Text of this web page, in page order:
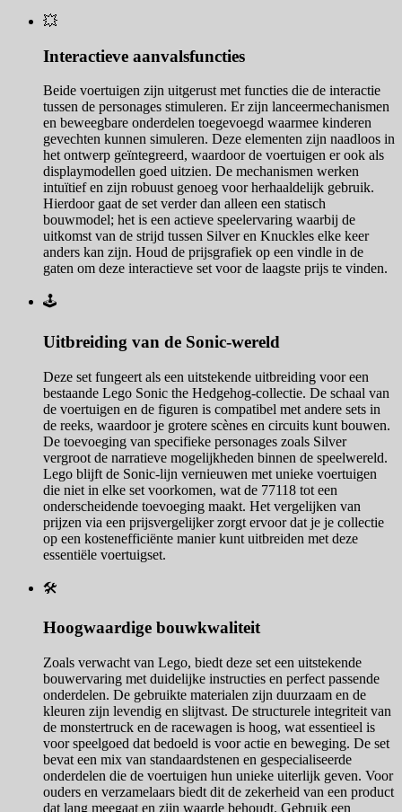
💥
Interactieve aanvalsfuncties
Beide voertuigen zijn uitgerust met functies die de interactie
tussen de personages stimuleren. Er zijn lanceermechanismen
en beweegbare onderdelen toegevoegd waarmee kinderen
gevechten kunnen simuleren. Deze elementen zijn naadloos in
het ontwerp geïntegreerd, waardoor de voertuigen er ook als
displaymodellen goed uitzien. De mechanismen werken
intuïtief en zijn robuust genoeg voor herhaaldelijk gebruik.
Hierdoor gaat de set verder dan alleen een statisch
bouwmodel; het is een actieve speelervaring waarbij de
uitkomst van de strijd tussen Silver en Knuckles elke keer
anders kan zijn. Houd de prijsgrafiek op een vindle in de
gaten om deze interactieve set voor de laagste prijs te vinden.
🕹️
Uitbreiding van de Sonic-wereld
Deze set fungeert als een uitstekende uitbreiding voor een
bestaande Lego Sonic the Hedgehog-collectie. De schaal van
de voertuigen en de figuren is compatibel met andere sets in
de reeks, waardoor je grotere scènes en circuits kunt bouwen.
De toevoeging van specifieke personages zoals Silver
vergroot de narratieve mogelijkheden binnen de speelwereld.
Lego blijft de Sonic-lijn vernieuwen met unieke voertuigen
die niet in elke set voorkomen, wat de 77118 tot een
onderscheidende toevoeging maakt. Het vergelijken van
prijzen via een prijsvergelijker zorgt ervoor dat je je collectie
op een kostenefficiënte manier kunt uitbreiden met deze
essentiële voertuigset.
🛠️
Hoogwaardige bouwkwaliteit
Zoals verwacht van Lego, biedt deze set een uitstekende
bouwervaring met duidelijke instructies en perfect passende
onderdelen. De gebruikte materialen zijn duurzaam en de
kleuren zijn levendig en slijtvast. De structurele integriteit van
de monstertruck en de racewagen is hoog, wat essentieel is
voor speelgoed dat bedoeld is voor actie en beweging. De set
bevat een mix van standaardstenen en gespecialiseerde
onderdelen die de voertuigen hun unieke uiterlijk geven. Voor
ouders en verzamelaars biedt dit de zekerheid van een product
dat lang meegaat en zijn waarde behoudt. Gebruik een